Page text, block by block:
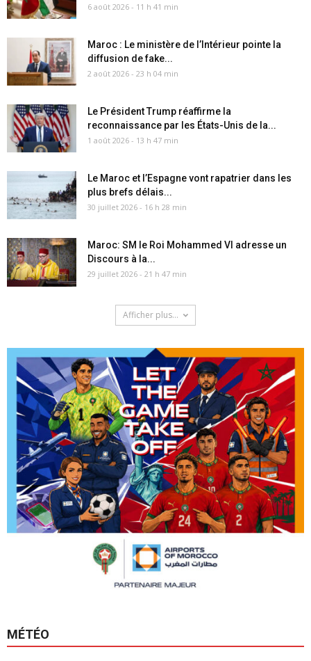
6 août 2026 - 11 h 41 min
Maroc : Le ministère de l’Intérieur pointe la
diffusion de fake...
2 août 2026 - 23 h 04 min
Le Président Trump réaffirme la
reconnaissance par les États-Unis de la...
1 août 2026 - 13 h 47 min
Le Maroc et l’Espagne vont rapatrier dans les
plus brefs délais...
30 juillet 2026 - 16 h 28 min
Maroc: SM le Roi Mohammed VI adresse un
Discours à la...
29 juillet 2026 - 21 h 47 min
Afficher plus...
MÉTÉO